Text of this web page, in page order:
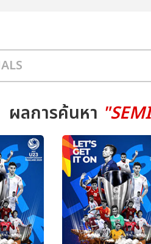
ผลการค้นหา